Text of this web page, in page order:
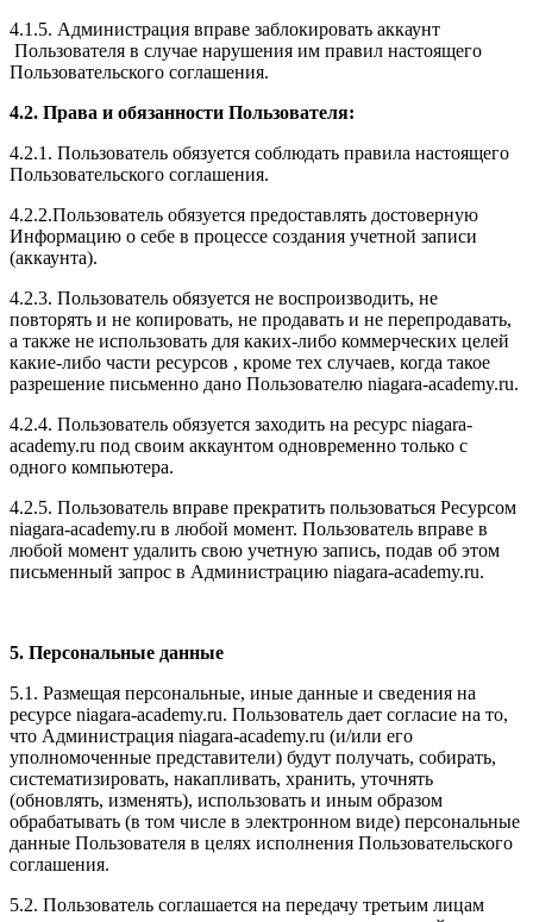
4.1.5. Администрация вправе заблокировать аккаунт
Пользователя в случае нарушения им правил настоящего
Пользовательского соглашения.
4.2. Права и обязанности Пользователя:
4.2.1. Пользователь обязуется соблюдать правила настоящего
Пользовательского соглашения.
4.2.2.Пользователь обязуется предоставлять достоверную
Информацию о себе в процессе создания учетной записи
(аккаунта).
4.2.3. Пользователь обязуется не воспроизводить, не
повторять и не копировать, не продавать и не перепродавать,
а также не использовать для каких-либо коммерческих целей
какие-либо части ресурсов , кроме тех случаев, когда такое
разрешение письменно дано Пользователю niagara-academy.ru.
4.2.4. Пользователь обязуется заходить на ресурс niagara-
academy.ru под своим аккаунтом одновременно только с
одного компьютера.
4.2.5. Пользователь вправе прекратить пользоваться Ресурсом
niagara-academy.ru в любой момент. Пользователь вправе в
любой момент удалить свою учетную запись, подав об этом
письменный запрос в Администрацию niagara-academy.ru.
5. Персональные данные
5.1. Размещая персональные, иные данные и сведения на
ресурсе niagara-academy.ru. Пользователь дает согласие на то,
что Администрация niagara-academy.ru (и/или его
уполномоченные представители) будут получать, собирать,
систематизировать, накапливать, хранить, уточнять
(обновлять, изменять), использовать и иным образом
обрабатывать (в том числе в электронном виде) персональные
данные Пользователя в целях исполнения Пользовательского
соглашения.
5.2. Пользователь соглашается на передачу третьим лицам